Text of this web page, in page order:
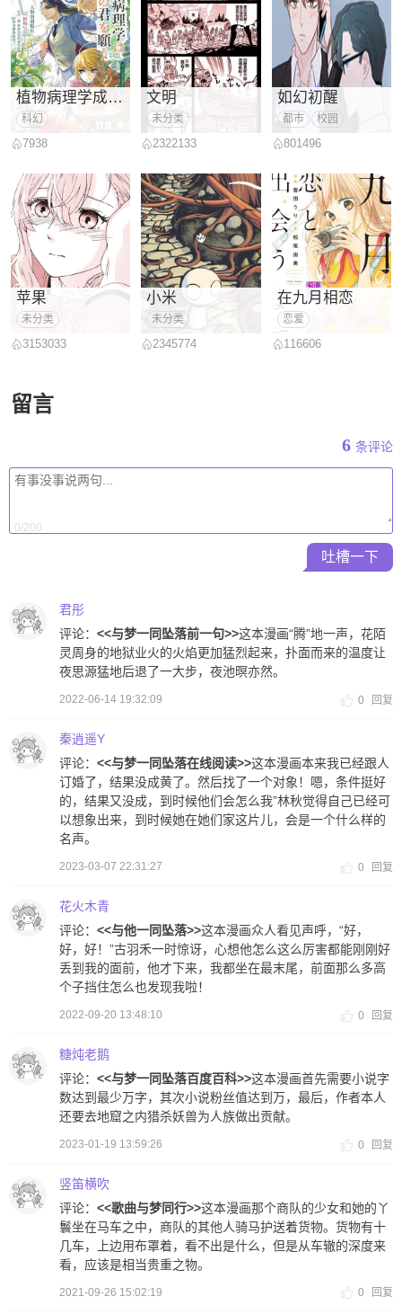
植物病理学成就明日的你
科幻
7938
文明
未分类
2322133
如幻初醒
都市 校园
801496
苹果
未分类
3153033
小米
未分类
2345774
在九月相恋
恋爱
116606
留言
6 条评论
0/200
吐槽一下
君彤
评论： <<与梦一同坠落前一句>>这本漫画“腾”地一声，花陌
灵周身的地狱业火的火焰更加猛烈起来，扑面而来的温度让
夜思源猛地后退了一大步，夜池暝亦然。
2022-06-14 19:32:09 0 回复
秦逍遥Y
评论： <<与梦一同坠落在线阅读>>这本漫画本来我已经跟人
订婚了，结果没成黄了。然后找了一个对象！嗯，条件挺好
的，结果又没成，到时候他们会怎么我”林秋觉得自己已经可
以想象出来，到时候她在她们家这片儿，会是一个什么样的
名声。
2023-03-07 22:31:27 0 回复
花火木青
评论： <<与他一同坠落>>这本漫画众人看见声呼，“好，
好，好！”古羽禾一时惊讶，心想他怎么这么厉害都能刚刚好
丢到我的面前，他才下来，我都坐在最末尾，前面那么多高
个子挡住怎么也发现我啦！
2022-09-20 13:48:10 0 回复
糖炖老鹅
评论： <<与梦一同坠落百度百科>>这本漫画首先需要小说字
数达到最少万字，其次小说粉丝值达到万，最后，作者本人
还要去地窟之内猎杀妖兽为人族做出贡献。
2023-01-19 13:59:26 0 回复
竖笛横吹
评论： <<歌曲与梦同行>>这本漫画那个商队的少女和她的丫
鬟坐在马车之中，商队的其他人骑马护送着货物。货物有十
几车，上边用布罩着，看不出是什么，但是从车辙的深度来
看，应该是相当贵重之物。
2021-09-26 15:02:19 0 回复